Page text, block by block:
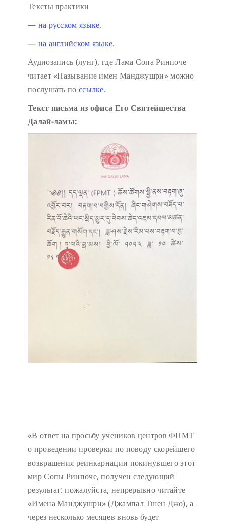
Тексты практики
— на русском языке,
— на английском языке.
Аудиозапись (лунг), где Лама Сопа Ринпоче
читает «Называние имен Манджушри» можно
послушать по ссылке.
Текст письма из офиса Его Святейшества
Далай-ламы:
«В ответ на просьбу учеников центров ФПМТ
о проведении проверки по поводу скорейшего
возвращения реинкарнации покинувшего этот
мир Сопы Ринпоче, получен следующий
результат: пожалуйста, непрерывно читайте
«Имена Манджушри» (Джампал Тшен Джо), а
через несколько месяцев вновь будет